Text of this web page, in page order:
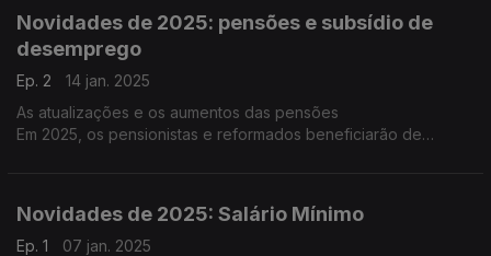
Novidades de 2025: pensões e subsídio de
desemprego
Ep. 2
14 jan. 2025
As atualizações e os aumentos das pensões
Em 2025, os pensionistas e reformados beneficiarão de
Novidades de 2025: Salário Mínimo
Ep. 1
07 jan. 2025